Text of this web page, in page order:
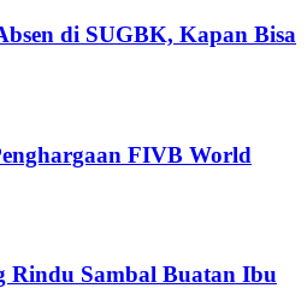
di SUGBK, Kapan Bisa
FIVB World
Rindu Sambal Buatan Ibu